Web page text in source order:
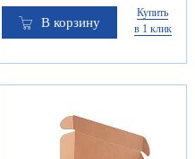
В корзину
Купить
в 1 клик